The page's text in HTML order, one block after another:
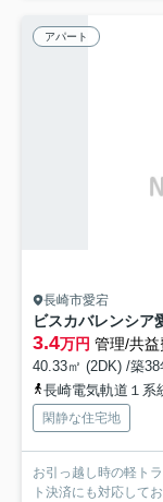
アパート
長崎市愛宕
ビスカバレンシア
3.4万円 管理/共益
40.33㎡ (2DK) /築
長崎電気軌道１系
閑静な住宅地
お引っ越し時の軽ト
ト決済にも対応して